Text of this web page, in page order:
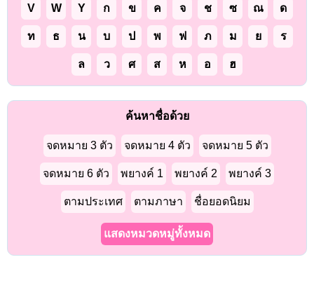
V W Y ก ข ค จ ช ซ ณ ด
ท ธ น บ ป พ ฟ ภ ม ย ร
ล ว ศ ส ห อ ฮ
ค้นหาชื่อด้วย
จดหมาย 3 ตัว จดหมาย 4 ตัว จดหมาย 5 ตัว
จดหมาย 6 ตัว พยางค์ 1 พยางค์ 2 พยางค์ 3
ตามประเทศ ตามภาษา ชื่อยอดนิยม
แสดงหมวดหมู่ทั้งหมด